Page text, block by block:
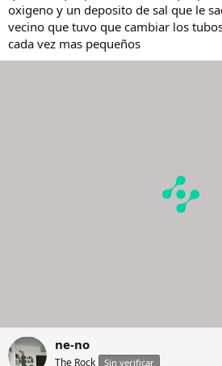
oxigeno y un deposito de sal que le
vecino que tuvo que cambiar los
cada vez mas pequeños
ne-no
The Rock Sin verificar